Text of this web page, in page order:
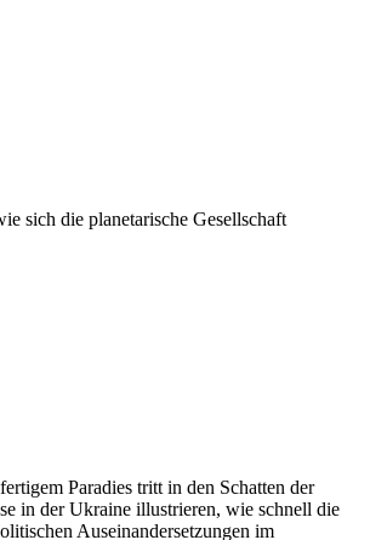
sich die planetarische Gesellschaft
Paradies tritt in den Schatten der
in der Ukraine illustrieren, wie schnell die
Auseinandersetzungen im